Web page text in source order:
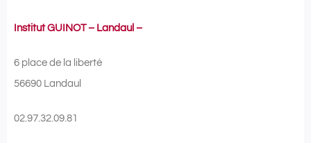
Institut GUINOT – Landaul –
6 place de la liberté
56690 Landaul
02.97.32.09.81